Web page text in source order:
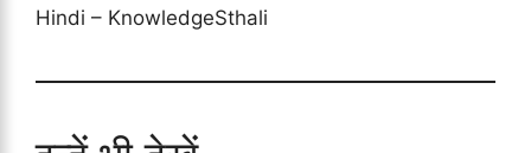
Hindi – KnowledgeSthali